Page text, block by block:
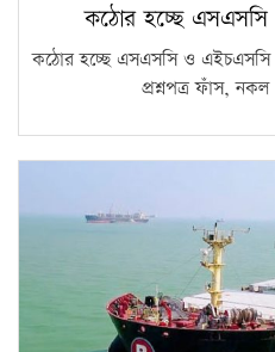
কঠোর হচ্ছে এসএসসি
কঠোর হচ্ছে এসএসসি ও এইচএসসি
প্রশ্নপত্র ফাঁস,